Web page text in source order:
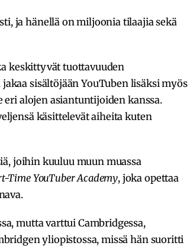
ja hänellä on miljoonia tilaajia sekä
keskittyvät tuottavuuden
sisältöjään YouTuben lisäksi myös
eri alojen asiantuntijoiden kanssa.
käsittelevät aiheita kuten
joihin kuuluu muun muassa
Time YouTuber Academy, joka opettaa
mutta varttui Cambridgessa,
yliopistossa, missä hän suoritti